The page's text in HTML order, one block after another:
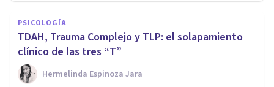
PSICOLOGÍA
TDAH, Trauma Complejo y TLP: el solapamiento
clínico de las tres “T”
Hermelinda Espinoza Jara